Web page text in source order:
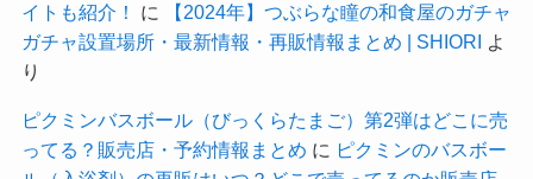
イトも紹介！
に
【2024年】つぶらな瞳の和食屋のガチャ
ガチャ設置場所・最新情報・再販情報まとめ | SHIORI よ
り
ピクミンバスボール（びっくらたまご）第2弾はどこに売
ってる？販売店・予約情報まとめ に ピクミンのバスボー